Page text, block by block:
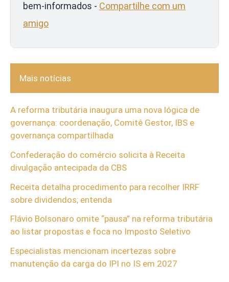
bem-informados - Compartilhe com um
amigo
Mais notícias
A reforma tributária inaugura uma nova lógica de
governança: coordenação, Comitê Gestor, IBS e
governança compartilhada
Confederação do comércio solicita à Receita
divulgação antecipada da CBS
Receita detalha procedimento para recolher IRRF
sobre dividendos; entenda
Flávio Bolsonaro omite “pausa” na reforma tributária
ao listar propostas e foca no Imposto Seletivo
Especialistas mencionam incertezas sobre
manutenção da carga do IPI no IS em 2027